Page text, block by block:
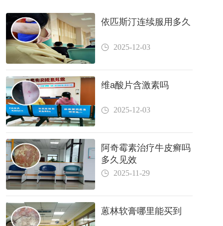
依匹斯汀连续服用多久
2025-12-03
维a酸片含激素吗
2025-12-03
阿奇霉素治疗牛皮癣吗
多久见效
2025-11-29
蒽林软膏哪里能买到